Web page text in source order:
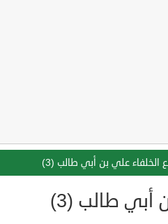
الخلفاء علي بن أبي طالب (3)
أبي طالب (3)